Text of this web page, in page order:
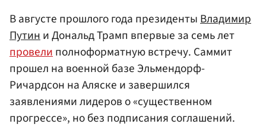
В августе прошлого года президентыВладимир
Путини Дональд Трамп впервые за семь лет
провелиполноформатную встречу. Саммит
прошел на военной базе Эльмендорф-
Ричардсон на Аляске и завершился
заявлениями лидеров о «существенном
прогрессе», но без подписания соглашений.